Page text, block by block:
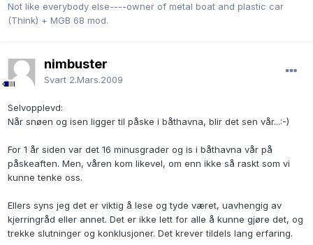
Not like everybody else----owner of metal boat and plastic car
(Think) + MGB 68 mod.
nimbuster
Svart 2.Mars.2009
Selvopplevd:
Når snøen og isen ligger til påske i båthavna, blir det sen vår...:-)
For 1 år siden var det 16 minusgrader og is i båthavna vår på
påskeaften. Men, våren kom likevel, om enn ikke så raskt som vi
kunne tenke oss.
Ellers syns jeg det er viktig å lese og tyde været, uavhengig av
kjerringråd eller annet. Det er ikke lett for alle å kunne gjøre det, og
trekke slutninger og konklusjoner. Det krever tildels lang erfaring.